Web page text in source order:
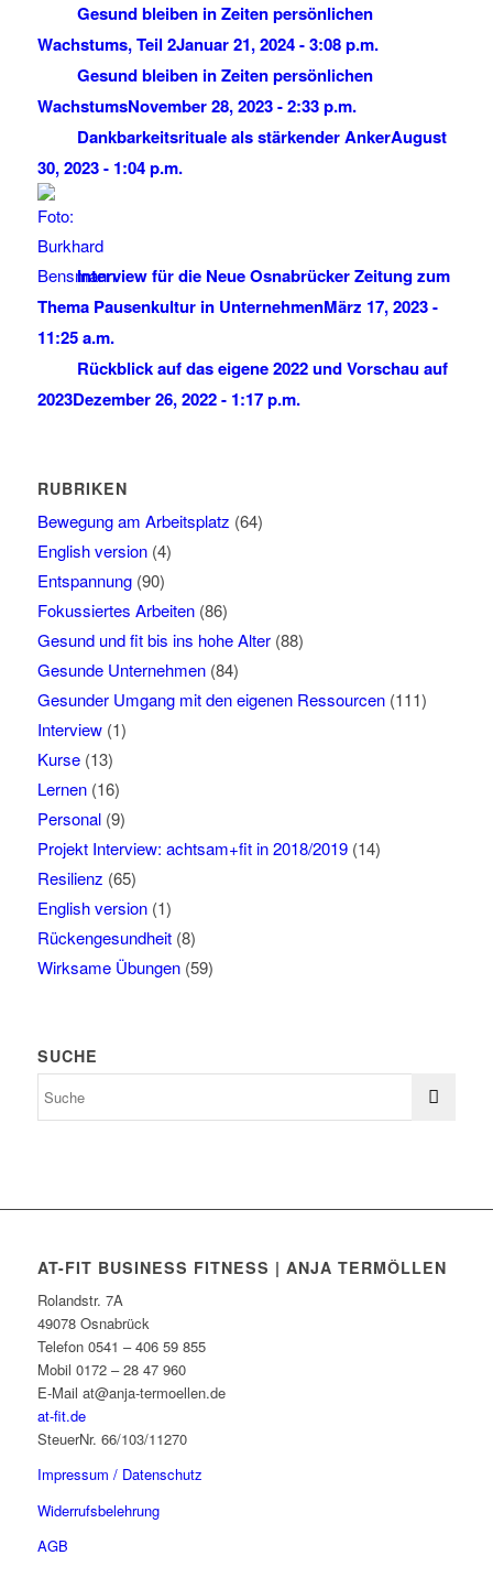
Gesund bleiben in Zeiten persönlichen
Wachstums, Teil 2Januar 21, 2024 - 3:08 p.m.
Gesund bleiben in Zeiten persönlichen
WachstumsNovember 28, 2023 - 2:33 p.m.
Dankbarkeitsrituale als stärkender AnkerAugust
30, 2023 - 1:04 p.m.
Interview für die Neue Osnabrücker Zeitung zum
Thema Pausenkultur in UnternehmenMärz 17, 2023 -
11:25 a.m.
Rückblick auf das eigene 2022 und Vorschau auf
2023Dezember 26, 2022 - 1:17 p.m.
RUBRIKEN
Bewegung am Arbeitsplatz (64)
English version(4)
Entspannung(90)
Fokussiertes Arbeiten(86)
Gesund und fit bis ins hohe Alter(88)
Gesunde Unternehmen(84)
Gesunder Umgang mit den eigenen Ressourcen(111)
Interview(1)
Kurse(13)
Lernen(16)
Personal(9)
Projekt Interview: achtsam+fit in 2018/2019(14)
Resilienz (65)
English version(1)
Rückengesundheit(8)
Wirksame Übungen(59)
SUCHE
AT-FIT BUSINESS FITNESS | ANJA TERMÖLLEN
Rolandstr. 7A
49078 Osnabrück
Telefon 0541 – 406 59 855
Mobil 0172 – 28 47 960
E-Mail at@anja-termoellen.de
at-fit.de
SteuerNr. 66/103/11270
Impressum / Datenschutz
Widerrufsbelehrung
AGB